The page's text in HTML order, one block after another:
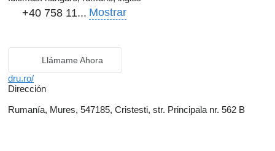
+40 758 11... Mostrar
Llámame Ahora
dru.ro/
Dirección
Rumanía, Mures, 547185, Cristesti, str. Principala nr. 562 B